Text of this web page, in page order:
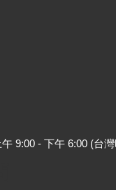
9:00 - 下午 6:00 (台